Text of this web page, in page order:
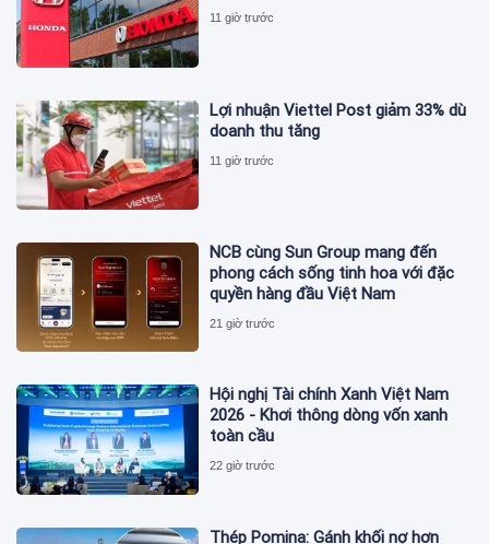
11 giờ trước
Lợi nhuận Viettel Post giảm 33% dù
doanh thu tăng
11 giờ trước
NCB cùng Sun Group mang đến
phong cách sống tinh hoa với đặc
quyền hàng đầu Việt Nam
21 giờ trước
Hội nghị Tài chính Xanh Việt Nam
2026 - Khơi thông dòng vốn xanh
toàn cầu
22 giờ trước
Thép Pomina: Gánh khối nợ hơn